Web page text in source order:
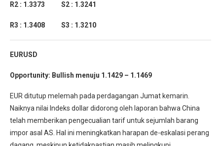
R2 : 1.3373 S2 : 1.3241
R3 : 1.3408 S3 : 1.3210
EURUSD
Opportunity: Bullish menuju 1.1429 – 1.1469
EUR ditutup melemah pada perdagangan Jumat kemarin.
Naiknya nilai Indeks dollar didorong oleh laporan bahwa China
telah memberikan pengecualian tarif untuk sejumlah barang
impor asal AS. Hal ini meningkatkan harapan de-eskalasi perang